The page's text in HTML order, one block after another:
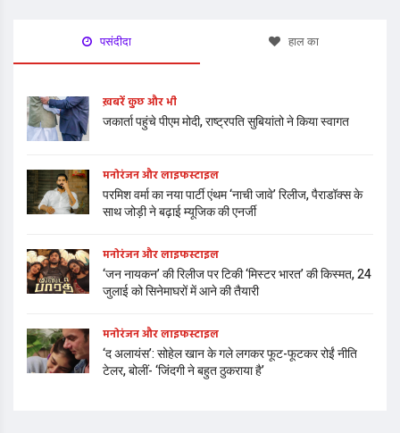
पसंदीदा हाल का
ख़बरें कुछ और भी
जकार्ता पहुंचे पीएम मोदी, राष्ट्रपति सुबियांतो ने किया स्वागत
मनोरंजन और लाइफस्टाइल
परमिश वर्मा का नया पार्टी एंथम ‘नाची जावे’ रिलीज, पैराडॉक्स के
साथ जोड़ी ने बढ़ाई म्यूजिक की एनर्जी
मनोरंजन और लाइफस्टाइल
‘जन नायकन’ की रिलीज पर टिकी ‘मिस्टर भारत’ की किस्मत, 24
जुलाई को सिनेमाघरों में आने की तैयारी
मनोरंजन और लाइफस्टाइल
‘द अलायंस’: सोहेल खान के गले लगकर फूट-फूटकर रोईं नीति
टेलर, बोलीं- ‘जिंदगी ने बहुत ठुकराया है’